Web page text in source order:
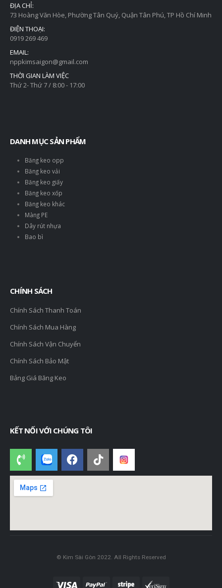
ĐỊA CHỈ:
73 Hoàng Văn Hòe, Phường Tân Quý, Quận Tân Phú, TP Hồ Chí Minh
ĐIỆN THOẠI:
0919 269 469
EMAIL:
nppkimsaigon@gmail.com
THỜI GIAN LÀM VIỆC
Thứ 2- Thứ 7 / 8:00 - 17:00
DANH MỤC SẢN PHẨM
Băng keo opp
Băng keo vải
Băng keo giấy
Băng keo xốp
Băng keo khác
Màng PE
Dây rút nhựa
Bao bì
CHÍNH SÁCH
Chính Sách Thanh Toán
Chính Sách Mua Hàng
Chính Sách Vận Chuyển
Chính Sách Bảo Mật
Bảng Giá Băng Keo
KẾT NỐI VỚI CHÚNG TÔI
© Kim Sài Gòn 2022. All Rights Reserved